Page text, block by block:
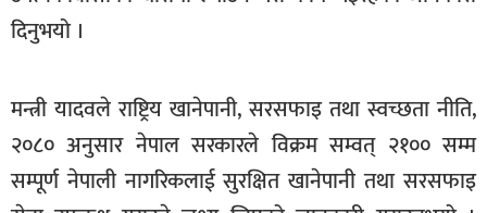
मनोरञ्जन
फोटो
भिडियो
अन्य
समाज
दिनुभयो ।
मन्त्री यादवले राष्ट्रिय खानेपानी, सरसफाइ तथा स्वच्छता नीति,
२०८० अनुसार नेपाल सरकारले विक्रम सम्वत् २१०० सम्म
सम्पूर्ण नेपाली नागरिकलाई सुरक्षित खानेपानी तथा सरसफाइ